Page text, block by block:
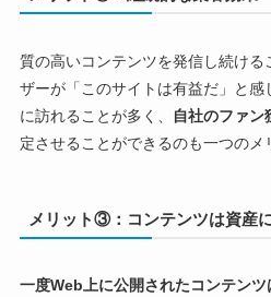
質の高いコンテンツを発信し続け
ザーが「このサイトは有益だ」と感
に訪れることが多く、
自社のファン
定させることができるのも一つのメ
メリット③：コンテンツは資産
一度Web上に公開されたコンテン